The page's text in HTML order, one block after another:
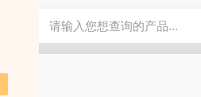
磁阀MVSD-180-4E1-AC220V